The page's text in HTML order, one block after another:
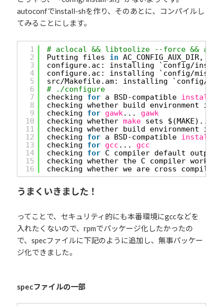
autoconfでinstall-shを作り、そのあとに、コンパイルし
てみることにします。
1
2
3
4
5
6
7
8
9
10
11
12
13
14
15
16
# aclocal && libtoolize --force &&
Putting files in AC_CONFIG_AUX_DIR,
configure.ac: installing `config/
configure.ac: installing `config/
src/Makefile.am: installing `config/
# ./configure
checking for a BSD-compatible install
checking whether build environment is
checking for gawk... gawk
checking whether make sets $(MAKE)...
checking whether build environment is
checking for a BSD-compatible install
checking for gcc ... gcc
checking for C compiler default output
checking whether the C compiler
checking whether we are cross
うまくいきました！
ってことで、セキュリティ的にも本番環境にgccなどを
入れたくないので、rpmでパッケージ化したかったの
で、specファイルに下記のように追加し、無事パッケー
ジ化できました。
specファイルの一部